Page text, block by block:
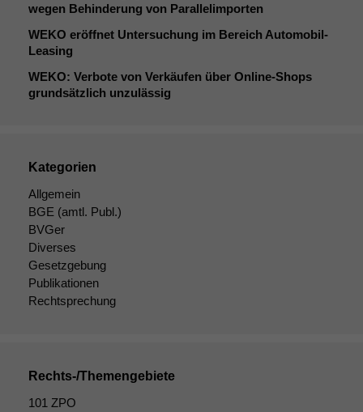
wegen Behinderung von Parallelimporten
WEKO eröffnet Untersuchung im Bereich Automobil-
Leasing
WEKO: Verbote von Verkäufen über Online-Shops
grundsätzlich unzulässig
Kategorien
Allgemein
BGE (amtl. Publ.)
BVGer
Diverses
Gesetzgebung
Publikationen
Rechtsprechung
Rechts-/Themengebiete
101 ZPO